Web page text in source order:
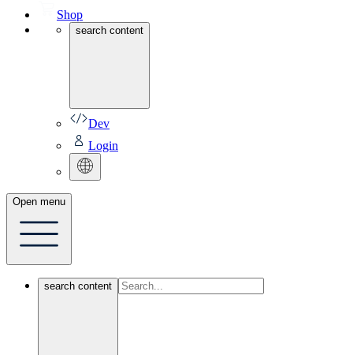
Shop
search content
Dev
Login
Open menu
search content